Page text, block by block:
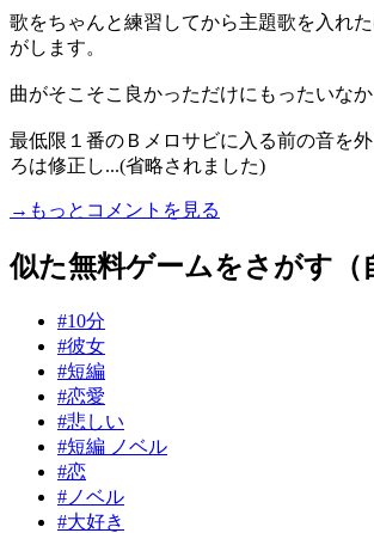
歌をちゃんと練習してから主題歌を入れ
がします。
曲がそこそこ良かっただけにもったいなか
最低限１番のＢメロサビに入る前の音を
ろは修正し...(省略されました)
→もっとコメントを見る
似た無料ゲームをさがす（
#10分
#彼女
#短編
#恋愛
#悲しい
#短編 ノベル
#恋
#ノベル
#大好き